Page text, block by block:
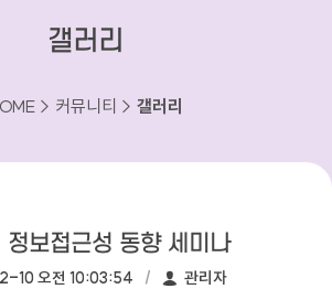
갤러리
> 커뮤니티 > 갤러리
정보접근성 동향 세미나
10 오전 10:03:54 작성자:
관리자